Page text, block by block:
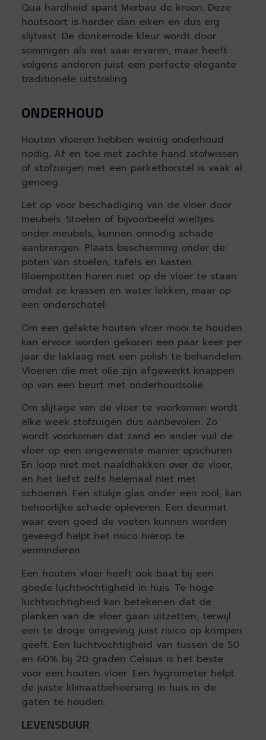
Qua hardheid spant Merbau de kroon. Deze
houtsoort is harder dan eiken en dus erg
slijtvast. De donkerrode kleur wordt door
sommigen als wat saai ervaren, maar heeft
volgens anderen juist een perfecte elegante
traditionele uitstraling.
ONDERHOUD
Houten vloeren hebben weinig onderhoud
nodig. Af en toe met zachte hand stofwissen
of stofzuigen met een parketborstel is vaak al
genoeg.
Let op voor beschadiging van de vloer door
meubels. Stoelen of bijvoorbeeld wieltjes
onder meubels, kunnen onnodig schade
aanbrengen. Plaats bescherming onder de
poten van stoelen, tafels en kasten.
Bloempotten horen niet op de vloer te staan
omdat ze krassen en water lekken, maar op
een onderschotel.
Om een gelakte houten vloer mooi te houden
kan ervoor worden gekozen een paar keer per
jaar de laklaag met een polish te behandelen.
Vloeren die met olie zijn afgewerkt knappen
op van een beurt met onderhoudsolie.
Om slijtage van de vloer te voorkomen wordt
elke week stofzuigen dus aanbevolen. Zo
wordt voorkomen dat zand en ander vuil de
vloer op een ongewenste manier opschuren.
En loop niet met naaldhakken over de vloer,
en het liefst zelfs helemaal niet met
schoenen. Een stukje glas onder een zool, kan
behoorlijke schade opleveren. Een deurmat
waar even goed de voeten kunnen worden
geveegd helpt het risico hierop te
verminderen.
Een houten vloer heeft ook baat bij een
goede luchtvochtigheid in huis. Te hoge
luchtvochtigheid kan betekenen dat de
planken van de vloer gaan uitzetten, terwijl
een te droge omgeving juist risico op krimpen
geeft. Een luchtvochtigheid van tussen de 50
en 60% bij 20 graden Celsius is het beste
voor een houten vloer. Een hygrometer helpt
de juiste klimaatbeheersing in huis in de
gaten te houden.
LEVENSDUUR